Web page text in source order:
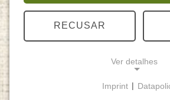
Óleo Essencial de
ELEGANTE
RECUSAR
Ver detalhes
Imprint |